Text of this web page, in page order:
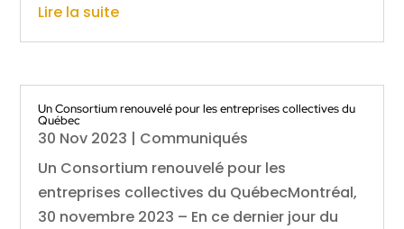
Lire la suite
Un Consortium renouvelé pour les entreprises collectives du
Québec
30 Nov 2023 | Communiqués
Un Consortium renouvelé pour les
entreprises collectives du QuébecMontréal,
30 novembre 2023 – En ce dernier jour du